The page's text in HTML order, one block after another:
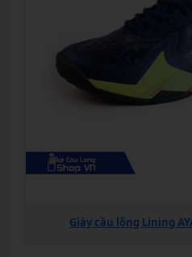
Giày cầu lông Lining